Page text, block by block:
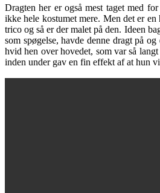
Dragten her er også mest taget med
ikke hele kostumet mere. Men det er
trico og så er der malet på den. Ideen
som spøgelse, havde denne dragt på
hvid hen over hovedet, som var så
inden under gav en fin effekt af at hun